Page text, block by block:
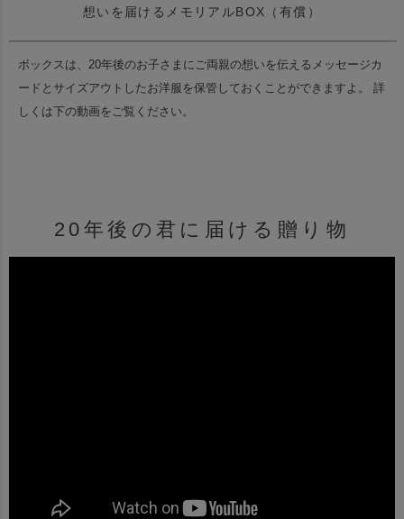
想いを届けるメモリアルBOX（有償）
ボックスは、20年後のお子さまにご両親の想いを伝えるメッセージカ
ードと サイズアウトしたお洋服を保管しておくことができますよ。
詳
しくは下の動画をご覧ください。
20年後の君に届ける贈り物